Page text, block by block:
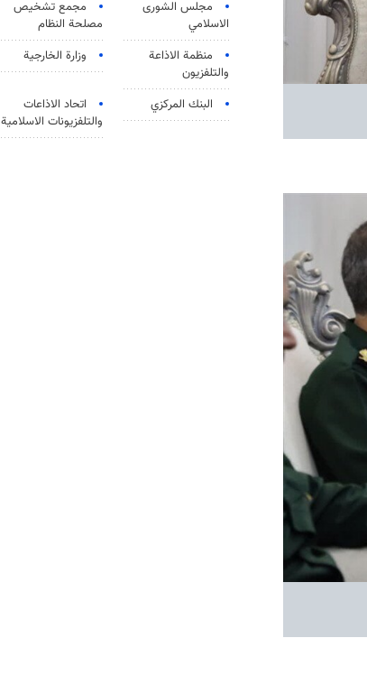
مجلس الشورى
الاسلامي
مجمع تشخيص
مصلحة النظام
منظمة الاذاعة
والتلفزیون
وزارة الخارجية
البنك المركزي
اتحاد الاذاعات
والتلفزيونات الاسلامية